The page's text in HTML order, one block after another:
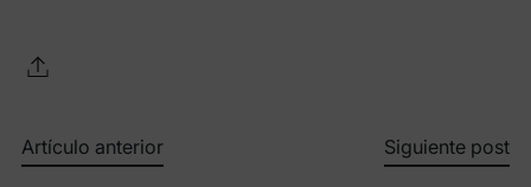
Artículo anterior Siguiente post